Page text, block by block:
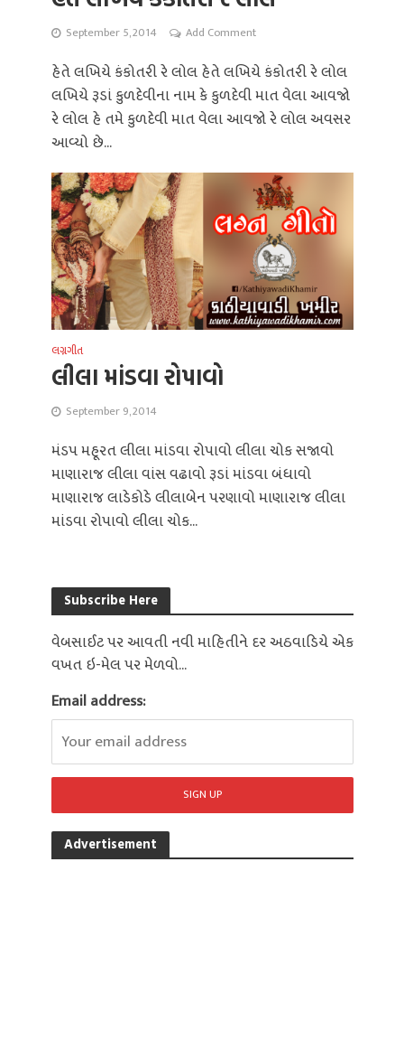
September 5, 2014 Add Comment
હેતે લખિયે કંકોતરી રે લોલ હેતે લખિયે કંકોતરી રે લોલ
લખિયે રૂડાં કુળદેવીના નામ કે કુળદેવી માત વેલા આવજો
રે લોલ હે તમે કુળદેવી માત વેલા આવજો રે લોલ અવસર
આવ્યો છે...
લગ્નગીત
લીલા માંડવા રોપાવો
September 9, 2014
મંડપ મહૂરત લીલા માંડવા રોપાવો લીલા ચોક સજાવો
માણારાજ લીલા વાંસ વઢાવો રૂડાં માંડવા બંધાવો
માણારાજ લાડેકોડે લીલાબેન પરણાવો માણારાજ લીલા
માંડવા રોપાવો લીલા ચોક...
Subscribe Here
વેબસાઈટ પર આવતી નવી માહિતીને દર અઠવાડિયે એક
વખત ઇ-મેલ પર મેળવો...
Email address:
Advertisement